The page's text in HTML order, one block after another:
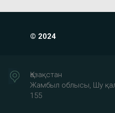
© 2024
Қазақстан
Жамбыл облысы, Шу
155